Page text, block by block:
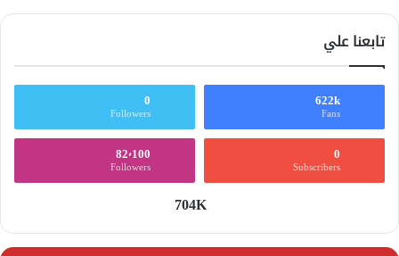
تابعنا علي
622k
Fans
0
Followers
0
Subscribers
82٬100
Followers
704K